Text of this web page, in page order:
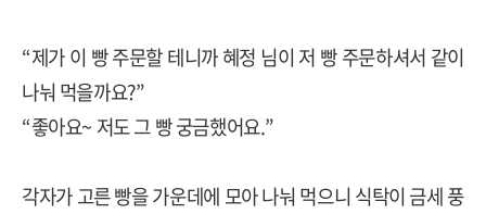
“제가 이 빵 주문할 테니까 혜정 님이 저 빵 주문하셔서 같이
나눠 먹을까요?”
“좋아요~ 저도 그 빵 궁금했어요.”
각자가 고른 빵을 가운데에 모아 나눠 먹으니 식탁이 금세 풍